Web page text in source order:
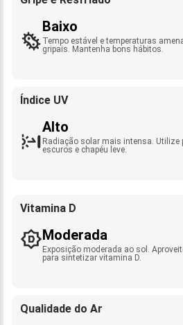
Baixo
Tempo estável e temperaturas
gripais. Mantenha bons hábitos.
Índice UV
Alto
Radiação solar mais intensa. Utilize
escuros e chapéu leve.
Vitamina D
Moderada
Exposição moderada ao sol.
para sintetizar vitamina D.
Qualidade do Ar